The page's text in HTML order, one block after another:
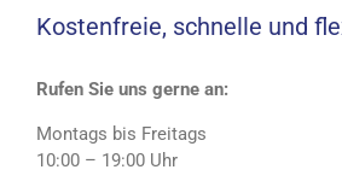
Kostenfreie, schnelle und
Rufen Sie uns gerne an:
Montags bis Freitags
10:00 – 19:00 Uhr